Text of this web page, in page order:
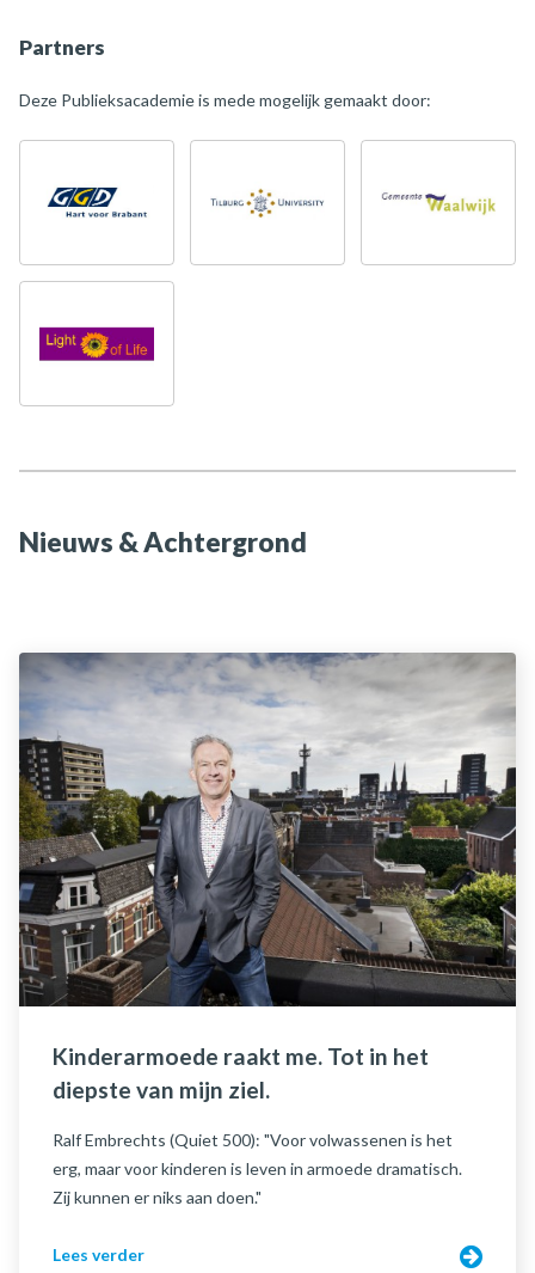
Partners
Deze Publieksacademie is mede mogelijk gemaakt door:
Nieuws & Achtergrond
Kinderarmoede raakt me. Tot in het
diepste van mijn ziel.
Ralf Embrechts (Quiet 500): "Voor volwassenen is het
erg, maar voor kinderen is leven in armoede dramatisch.
Zij kunnen er niks aan doen."
Lees verder